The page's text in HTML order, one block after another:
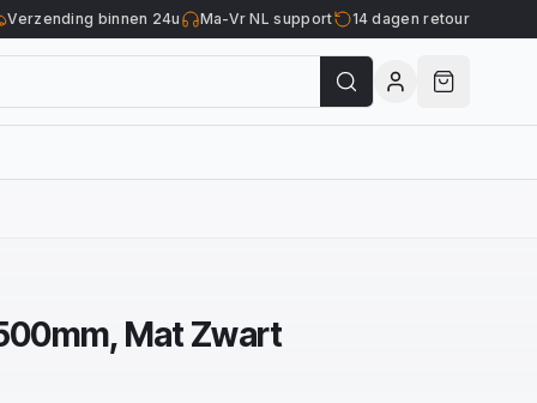
Verzending binnen 24u Ma-Vr NL support 14 dagen retour
Mat Zwart